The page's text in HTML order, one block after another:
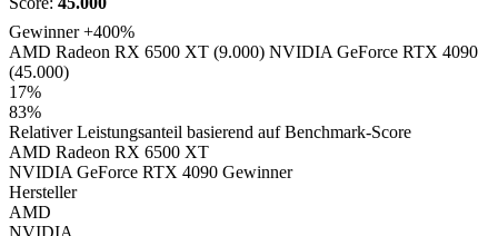
Gewinner+400%
AMD Radeon RX 6500 XT (9.000) NVIDIA GeForce RTX 4090
(45.000)
17%
83%
Relativer Leistungsanteil basierend auf Benchmark-Score
AMD Radeon RX 6500 XT
NVIDIA GeForce RTX 4090 Gewinner
Hersteller
AMD
NVIDIA